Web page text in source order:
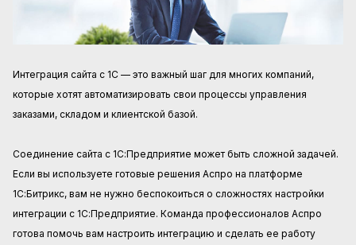
Интеграция сайта с 1С — это важный шаг для многих компаний,
которые хотят автоматизировать свои процессы управления
заказами, складом и клиентской базой.
Соединение сайта с 1С:Предприятие может быть сложной задачей.
Если вы используете готовые решения Аспро на платформе
1С:Битрикс, вам не нужно беспокоиться о сложностях настройки
интеграции с 1С:Предприятие. Команда профессионалов Аспро
готова помочь вам настроить интеграцию и сделать ее работу